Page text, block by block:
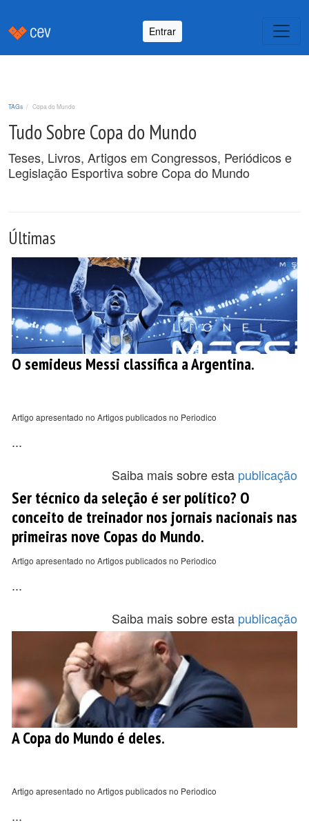
Entrar
TAGs Copa do Mundo
Tudo Sobre Copa do Mundo
Teses, Livros, Artigos em Congressos, Periódicos e
Legislação Esportiva sobre Copa do Mundo
Últimas
O semideus Messi classifica a Argentina.
Artigo apresentado no Artigos publicados no Periodico
...
Saiba mais sobre esta publicação
Ser técnico da seleção é ser político? O
conceito de treinador nos jornais nacionais nas
primeiras nove Copas do Mundo.
Artigo apresentado no Artigos publicados no Periodico
...
Saiba mais sobre esta publicação
A Copa do Mundo é deles.
Artigo apresentado no Artigos publicados no Periodico
...